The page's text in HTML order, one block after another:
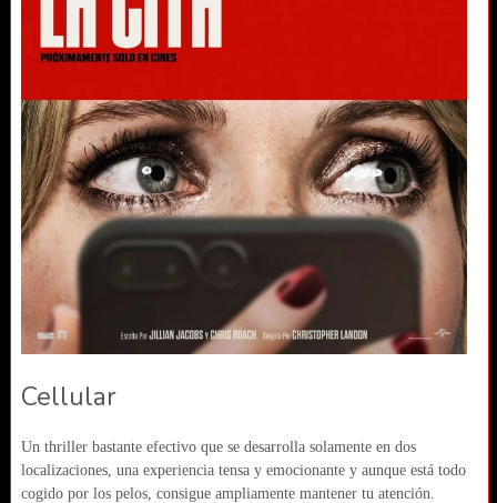
Cellular
Un thriller bastante efectivo que se desarrolla solamente en dos
localizaciones, una experiencia tensa y emocionante y aunque está todo
cogido por los pelos, consigue ampliamente mantener tu atención.